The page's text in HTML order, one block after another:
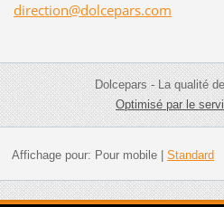
direction@dolcepars.com
Dolcepars - La qualité
Optimisé par le
Affichage pour: Pour mobile| Standard